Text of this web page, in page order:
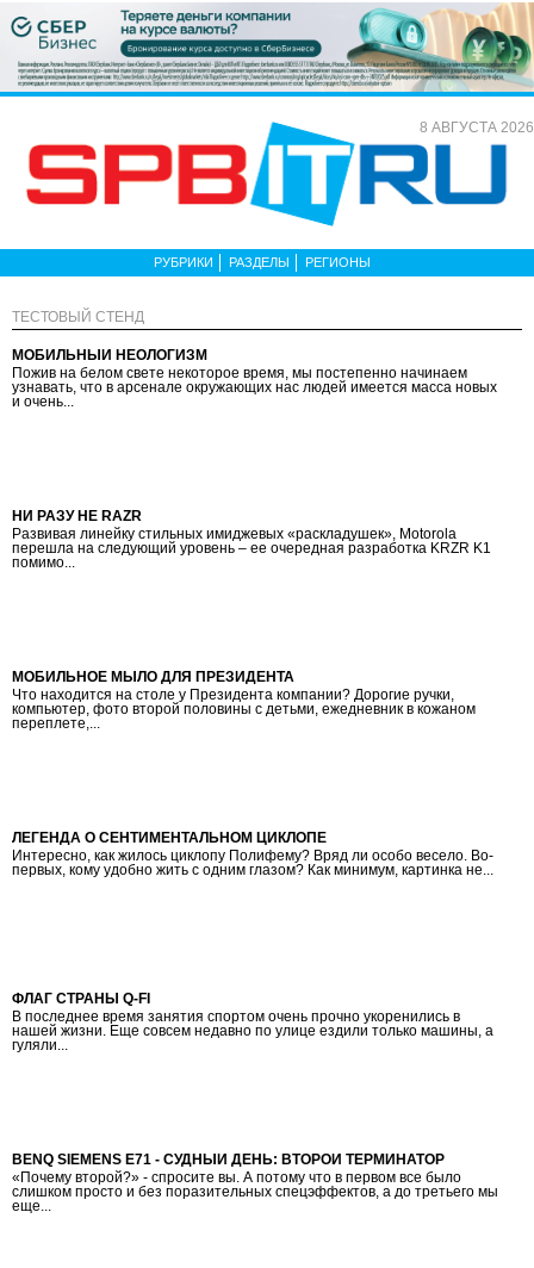
8 АВГУСТА 2026
РУБРИКИ РАЗДЕЛЫ РЕГИОНЫ
ТЕСТОВЫЙ СТЕНД
МОБИЛЬНЫЙ НЕОЛОГИЗМ
Пожив на белом свете некоторое время, мы постепенно начинаем
узнавать, что в арсенале окружающих нас людей имеется масса новых
и очень...
НИ РАЗУ НЕ RAZR
Развивая линейку стильных имиджевых «раскладушек», Motorola
перешла на следующий уровень – ее очередная разработка KRZR K1
помимо...
МОБИЛЬНОЕ МЫЛО ДЛЯ ПРЕЗИДЕНТА
Что находится на столе у Президента компании? Дорогие ручки,
компьютер, фото второй половины с детьми, ежедневник в кожаном
переплете,...
ЛЕГЕНДА О СЕНТИМЕНТАЛЬНОМ ЦИКЛОПЕ
Интересно, как жилось циклопу Полифему? Вряд ли особо весело. Во-
первых, кому удобно жить с одним глазом? Как минимум, картинка не...
ФЛАГ СТРАНЫ Q-FI
В последнее время занятия спортом очень прочно укоренились в
нашей жизни. Еще совсем недавно по улице ездили только машины, а
гуляли...
BENQ SIEMENS E71 - СУДНЫЙ ДЕНЬ: ВТОРОЙ ТЕРМИНАТОР
«Почему второй?» - спросите вы. А потому что в первом все было
слишком просто и без поразительных спецэффектов, а до третьего мы
еще...